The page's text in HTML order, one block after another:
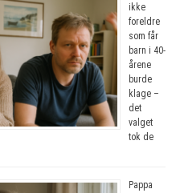
ikke
foreldre
som får
barn i 40-
årene
burde
klage –
det
valget
tok de
Pappa